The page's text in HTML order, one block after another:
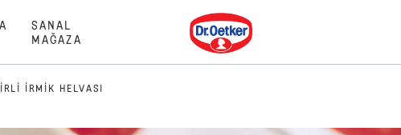
SANAL
MAĞAZA
Dr. Oetker
İRMIK HELVASI